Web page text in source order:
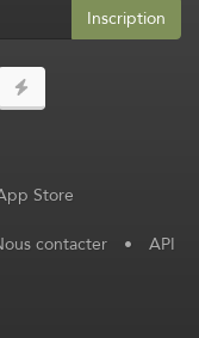
Inscription
contacter • API